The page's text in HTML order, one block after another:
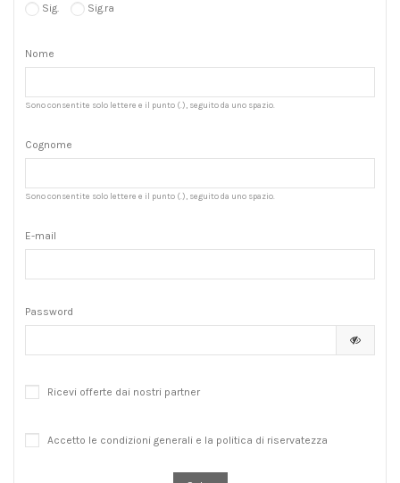
Sig. Sig.ra
Nome
Sono consentite solo lettere e il punto (.), seguito da uno spazio.
Cognome
Sono consentite solo lettere e il punto (.), seguito da uno spazio.
E-mail
Password
Ricevi offerte dai nostri partner
Accetto le condizioni generali e la politica di riservatezza